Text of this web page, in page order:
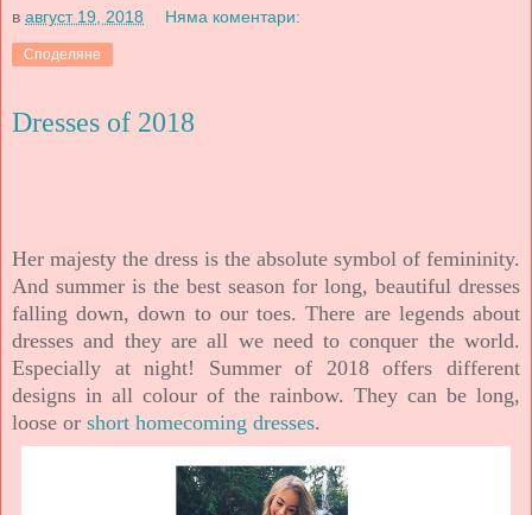
в август 19, 2018 Няма коментари:
Споделяне
Dresses of 2018
Her majesty the dress is the absolute symbol of femininity.
And summer is the best season for long, beautiful dresses
falling down, down to our toes. There are legends about
dresses and they are all we need to conquer the world.
Especially at night! Summer of 2018 offers different
designs in all colour of the rainbow. They can be long,
loose or short homecoming dresses.